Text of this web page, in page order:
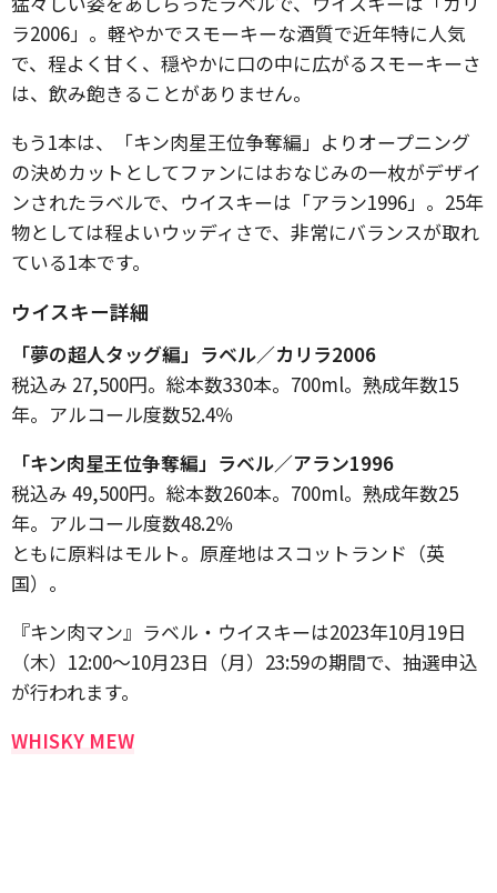
ラ2006」。軽やかでスモーキーな酒質で近年特に人気
で、程よく甘く、穏やかに口の中に広がるスモーキーさ
は、飲み飽きることがありません。
もう1本は、「キン肉星王位争奪編」よりオープニング
の決めカットとしてファンにはおなじみの一枚がデザイ
ンされたラベルで、ウイスキーは「アラン1996」。25年
物としては程よいウッディさで、非常にバランスが取れ
ている1本です。
ウイスキー詳細
「夢の超人タッグ編」ラベル／カリラ2006
税込み 27,500円。総本数330本。700ml。熟成年数15
年。アルコール度数52.4％
「キン肉星王位争奪編」ラベル／アラン1996
税込み 49,500円。総本数260本。700ml。熟成年数25
年。アルコール度数48.2％
ともに原料はモルト。原産地はスコットランド（英
国）。
『キン肉マン』ラベル・ウイスキーは2023年10月19日
（木）12:00～10月23日（月）23:59の期間で、抽選申込
が行われます。
WHISKY MEW